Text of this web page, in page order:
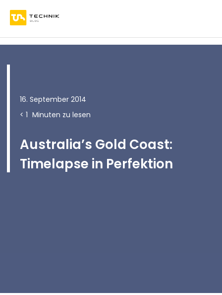
16. September 2014
< 1 Minuten zu lesen
Australia’s Gold Coast:
Timelapse in Perfektion